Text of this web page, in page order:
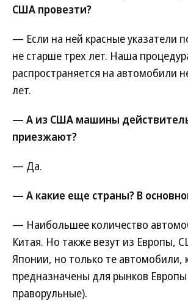
США провезти?
— Если на ней красные указатели
не старше трех лет. Наша
распространяется на автомобили
лет.
— А из США машины
приезжают?
— Да.
— А какие еще страны? В
— Наибольшее количество
Китая. Но также везут из Европы,
Японии, но только те автомобили,
предназначены для рынков
праворульные).